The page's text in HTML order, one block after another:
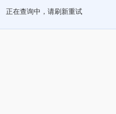
正在查询中，请刷新重试